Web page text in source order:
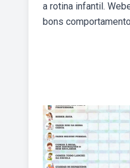
a rotina infantil.
bons